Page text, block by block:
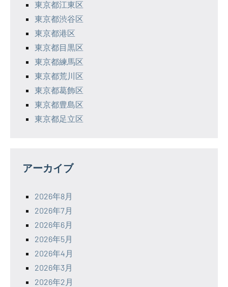
東京都江東区
東京都渋谷区
東京都港区
東京都目黒区
東京都練馬区
東京都荒川区
東京都葛飾区
東京都豊島区
東京都足立区
アーカイブ
2026年8月
2026年7月
2026年6月
2026年5月
2026年4月
2026年3月
2026年2月